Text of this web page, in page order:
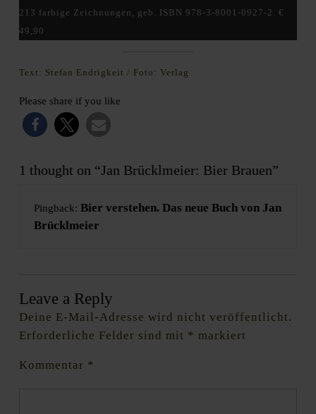
213 farbige Zeichnungen, geb. ISBN 978-3-8001-0927-2. €
49,90
Text: Stefan Endrigkeit / Foto: Verlag
Please share if you like
1 thought on “Jan Brücklmeier: Bier Brauen”
Pingback: Bier verstehen. Das neue Buch von Jan
Brücklmeier
Leave a Reply
Deine E-Mail-Adresse wird nicht veröffentlicht.
Erforderliche Felder sind mit * markiert
Kommentar *